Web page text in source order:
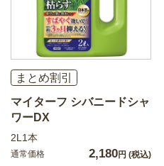
まとめ割引
マイターフ シバニードシャ
ワーDX
2L1本
通常価格 2,180円 (税込)